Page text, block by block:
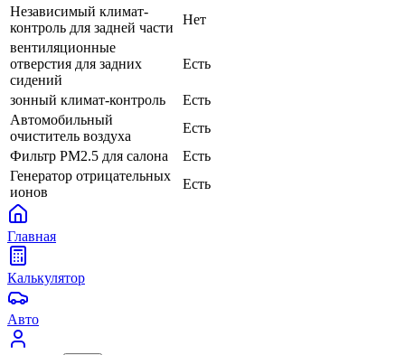
Независимый климат-
контроль для задней части
Нет
вентиляционные
отверстия для задних
сидений
Есть
зонный климат-контроль
Есть
Автомобильный
очиститель воздуха
Есть
Фильтр PM2.5 для салона
Есть
Генератор отрицательных
ионов
Есть
Главная
Калькулятор
Авто